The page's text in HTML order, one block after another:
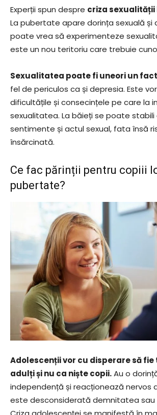
Experții spun despre criza
La pubertate apare dorința sexuală și
poate vrea să experimenteze
este un nou teritoriu care trebuie
Sexualitatea poate fi uneori un
fel de periculos ca și depresia. Este
dificultățile și consecințele pe care la
sexualitatea. La băieți se poate
sentimente și actul sexual, fata însă
însărcinată.
Ce fac părinții pentru copiii
pubertate?
Adolescenții vor cu disperare să
adulți și nu ca niște copii.Au o
independență și reacționează nervos
este desconsiderată demnitatea